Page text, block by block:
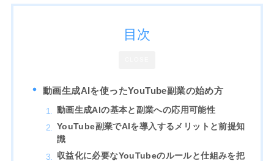
目次
動画生成AIを使ったYouTube副業の始め方
動画生成AIの基本と副業への応用可能性
YouTube副業でAIを導入するメリットと前提知
識
収益化に必要なYouTubeのルールと仕組みを把